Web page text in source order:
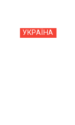
УКРАЇНА